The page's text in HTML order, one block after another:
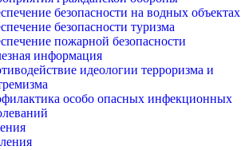
безопасности на водных объектах
безопасности туризма
пожарной безопасности
информация
идеологии терроризма и
особо опасных инфекционных